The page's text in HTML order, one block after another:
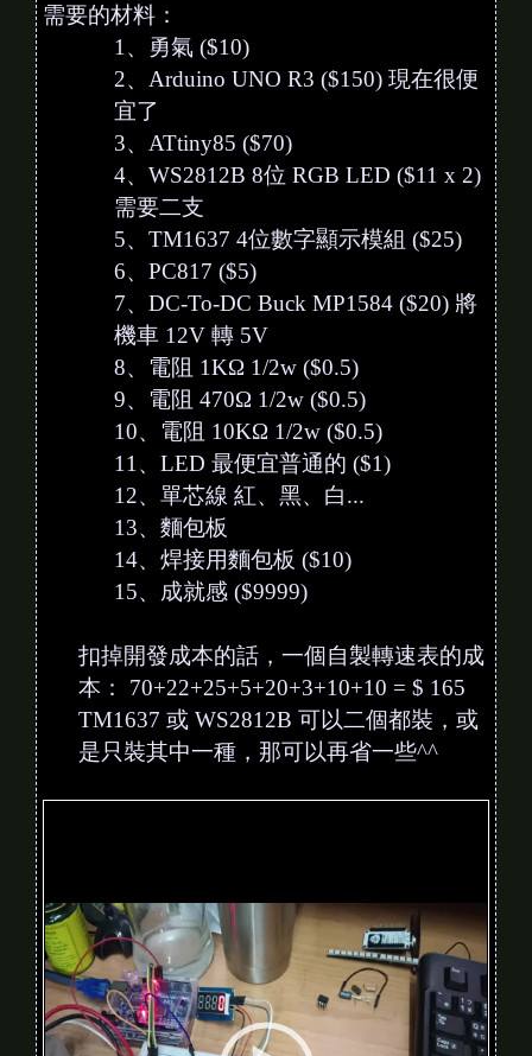
需要的材料：
1、勇氣 ($10)
2、Arduino UNO R3 ($150) 現在很便
宜了
3、ATtiny85 ($70)
4、WS2812B 8位 RGB LED ($11 x 2)
需要二支
5、TM1637 4位數字顯示模組 ($25)
6、PC817 ($5)
7、DC-To-DC Buck MP1584 ($20) 將
機車 12V 轉 5V
8、電阻 1KΩ 1/2w ($0.5)
9、電阻 470Ω 1/2w ($0.5)
10、電阻 10KΩ 1/2w ($0.5)
11、LED 最便宜普通的 ($1)
12、單芯線 紅、黑、白...
13、麵包板
14、焊接用麵包板 ($10)
15、成就感 ($9999)
扣掉開發成本的話，一個自製轉速表的成
本： 70+22+25+5+20+3+10+10 = $ 165
TM1637 或 WS2812B 可以二個都裝，或
是只裝其中一種，那可以再省一些^^
P
l
a